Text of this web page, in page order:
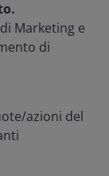
Marketing e
di
azioni del